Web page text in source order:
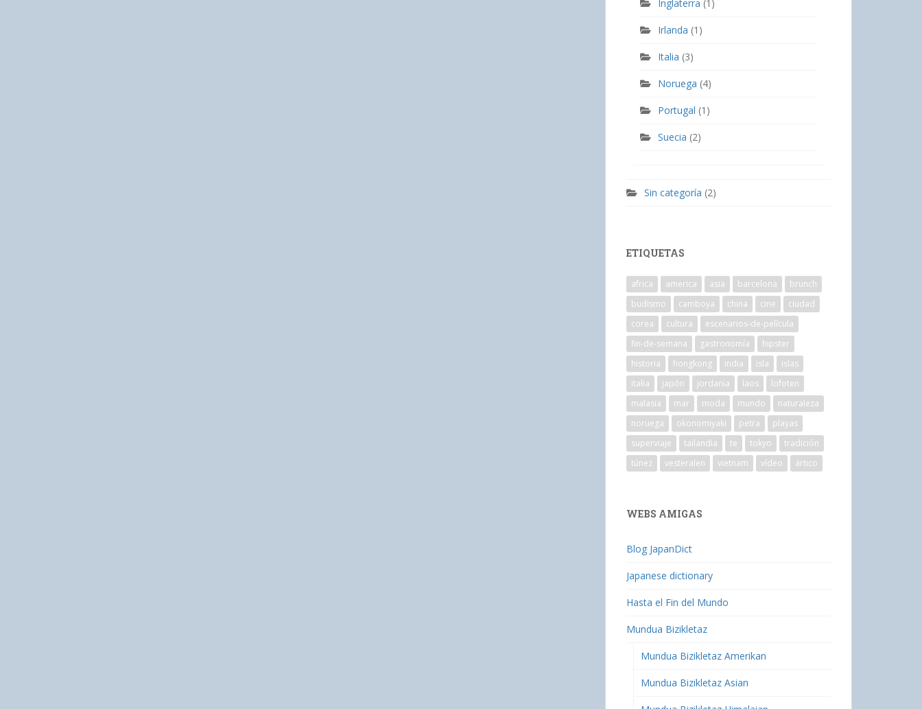
Inglaterra (1)
Irlanda (1)
Italia (3)
Noruega (4)
Portugal (1)
Suecia (2)
Sin categoría (2)
ETIQUETAS
africa america asia barcelona
brunch
budismo
camboya china cine
ciudad
corea
cultura
escenarios-de-película
fin-de-semana
gastronomía
hipster
historia
hongkong india isla
islas
italia
japón jordania laos
lofoten
malasia
mar moda mundo
naturaleza
noruega
okonomiyaki petra
playas
superviaje
tailandia te tokyo
tradición
túnez
vesteralen vietnam vídeo ártico
WEBS AMIGAS
Blog JapanDict
Japanese dictionary
Hasta el Fin del Mundo
Mundua Bizikletaz
Mundua Bizikletaz Amerikan
Mundua Bizikletaz Asian